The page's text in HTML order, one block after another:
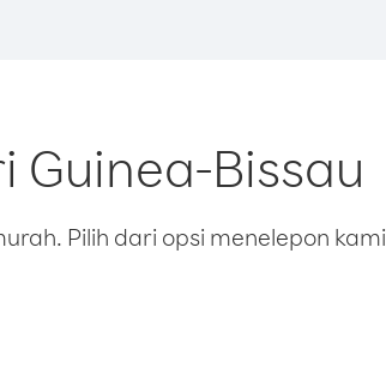
Bissau
Pilih dari opsi menelepon kami